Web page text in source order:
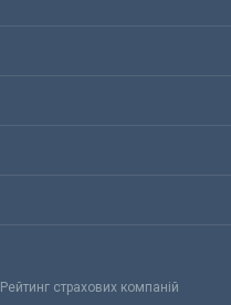
Рейтинг страхових компаній